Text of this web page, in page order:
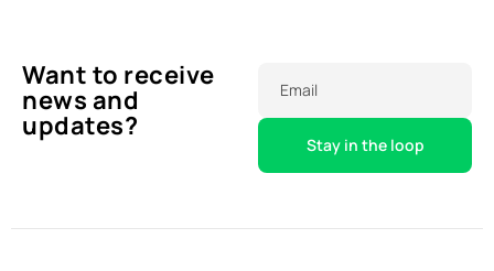
Want to receive
news and
updates?
Email